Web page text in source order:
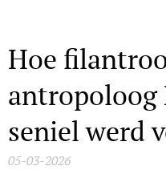
Hoe
antropoloog
seniel werd
05-03-2026